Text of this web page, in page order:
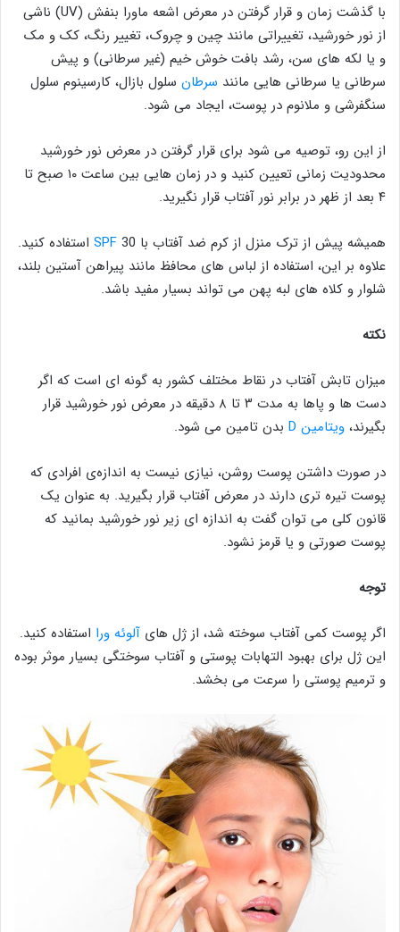
با گذشت زمان و قرار گرفتن در معرض اشعه ماورا بنفش (UV) ناشی
از نور خورشید، تغییراتی مانند چین و چروک، تغییر رنگ، کک و مک
و یا لکه های سن، رشد بافت خوش خیم (غیر سرطانی) و پیش
سرطانی یا سرطانی هایی مانند سرطان سلول بازال، کارسینوم سلول
سنگفرشی و ملانوم در پوست، ایجاد می شود.
از این رو، توصیه می شود برای قرار گرفتن در معرض نور خورشید
محدودیت زمانی تعیین کنید و در زمان هایی بین ساعت ۱۰ صبح تا
۴ بعد از ظهر در برابر نور آفتاب قرار نگیرید.
همیشه پیش از ترک منزل از کرم ضد آفتاب با SPF 30 استفاده کنید.
علاوه بر این، استفاده از لباس های محافظ مانند پیراهن آستین بلند،
شلوار و کلاه های لبه پهن می تواند بسیار مفید باشد.
نکته
میزان تابش آفتاب در نقاط مختلف کشور به گونه ای است که اگر
دست ها و پاها به مدت ۳ تا ۸ دقیقه در معرض نور خورشید قرار
بگیرند، ویتامین D بدن تامین می شود.
در صورت داشتن پوست‌ روشن‌، نیازی نیست به اندازه‌ی افرادی که
پوست تیره ‌تری دارند در معرض آفتاب قرار بگیرید. به عنوان یک
قانون کلی می توان گفت به اندازه ای زیر نور خورشید بمانید که
پوست‌ صورتی و یا قرمز نشود.
توجه
اگر پوست کمی آفتاب سوخته شد، از ژل های آلوئه ورا استفاده کنید.
این ژل برای بهبود التهابات پوستی و آفتاب سوختگی بسیار موثر بوده
و ترمیم پوستی را سرعت می بخشد.